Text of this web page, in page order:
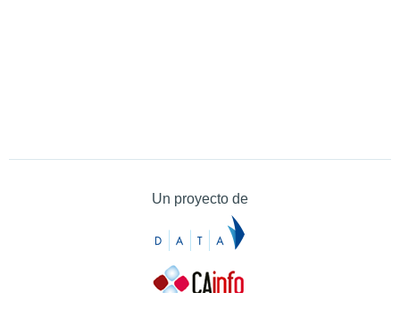
Un proyecto de